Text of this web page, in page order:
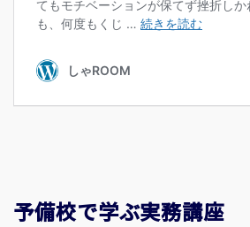
予備校で学ぶ実務講座